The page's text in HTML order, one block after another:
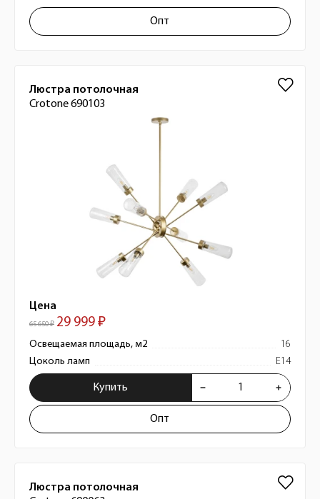
Опт
Люстра потолочная
Crotone 690103
Цена
65 650 ₽ 29 999 ₽
Освещаемая площадь, м2
16
Цоколь ламп
E14
Купить
Опт
Люстра потолочная